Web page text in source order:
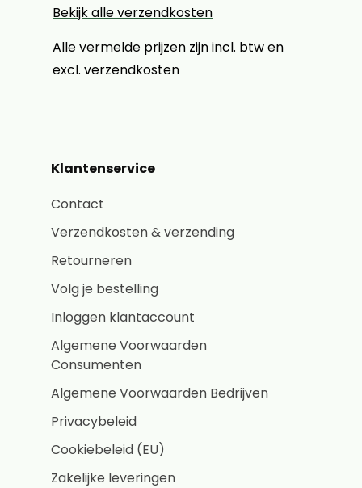
Bekijk alle verzendkosten
Alle vermelde prijzen zijn incl. btw en
excl. verzendkosten
Klantenservice
Contact
Verzendkosten & verzending
Retourneren
Volg je bestelling
Inloggen klantaccount
Algemene Voorwaarden
Consumenten
Algemene Voorwaarden Bedrijven
Privacybeleid
Cookiebeleid (EU)
Zakelijke leveringen